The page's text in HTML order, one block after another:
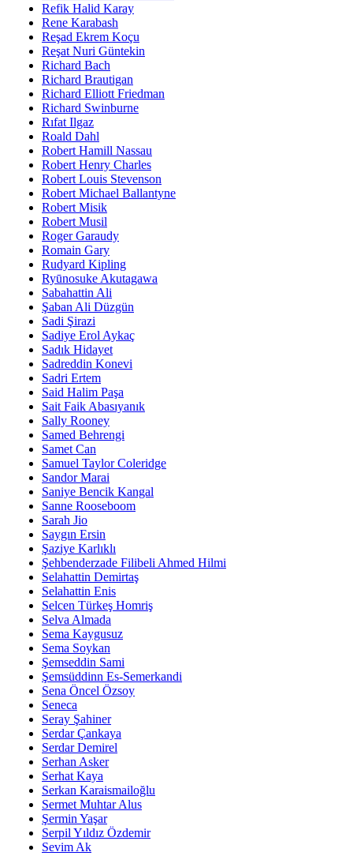
Refik Halid Karay
Rene Karabash
Reşad Ekrem Koçu
Reşat Nuri Güntekin
Richard Bach
Richard Brautigan
Richard Elliott Friedman
Richard Swinburne
Rıfat Ilgaz
Roald Dahl
Robert Hamill Nassau
Robert Henry Charles
Robert Louis Stevenson
Robert Michael Ballantyne
Robert Misik
Robert Musil
Roger Garaudy
Romain Gary
Rudyard Kipling
Ryūnosuke Akutagawa
Sabahattin Ali
Şaban Ali Düzgün
Sadi Şirazi
Sadiye Erol Aykaç
Sadık Hidayet
Sadreddin Konevi
Sadri Ertem
Said Halim Paşa
Sait Faik Abasıyanık
Sally Rooney
Samed Behrengi
Samet Can
Samuel Taylor Coleridge
Sandor Marai
Saniye Bencik Kangal
Sanne Rooseboom
Sarah Jio
Saygın Ersin
Şaziye Karlıklı
Şehbenderzade Filibeli Ahmed Hilmi
Selahattin Demirtaş
Selahattin Enis
Selcen Türkeş Homriş
Selva Almada
Sema Kaygusuz
Sema Soykan
Şemseddin Sami
Şemsüddinn Es-Semerkandi
Sena Öncel Özsoy
Seneca
Seray Şahiner
Serdar Çankaya
Serdar Demirel
Serhan Asker
Serhat Kaya
Serkan Karaismailoğlu
Sermet Muhtar Alus
Şermin Yaşar
Serpil Yıldız Özdemir
Sevim Ak